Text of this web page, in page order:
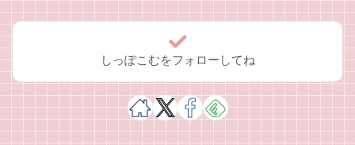
しっぽこむをフォローしてね